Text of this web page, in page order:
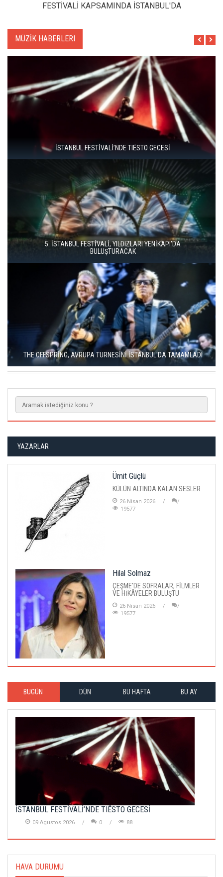
FESTİVALİ KAPSAMINDA İSTANBUL'DA
MÜZİK HABERLERI
BABYMETAL, İSTANBUL'U METAL VE GÖRSEL ŞOVLA
BULUŞTURDU
İSTANBUL MÜZİK FESTİVALİ'NDE TURGAY ERDENER'DEN
"KÖROĞLU" ÇAĞRISI
MODERN METALİN ÖNCÜSÜ TRİVİUM İSTANBUL'A GELİYOR
YAZARLAR
Ümit Güçlü
KÜLÜN ALTINDA KALAN SESLER
26 Nisan 2026
19577
Hilal Solmaz
ÇEŞME'DE SOFRALAR, FİLMLER
VE HİKÂYELER BULUŞTU
26 Nisan 2026
19577
BUGÜN DÜN BU HAFTA BU AY
İSTANBUL FESTİVALİ’NDE TIËSTO GECESİ
09 Agustos 2026 0 88
HAVA DURUMU